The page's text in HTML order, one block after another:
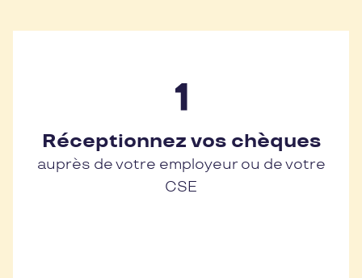
Réceptionnez vos chèques
auprès de votre employeur ou de votre
CSE